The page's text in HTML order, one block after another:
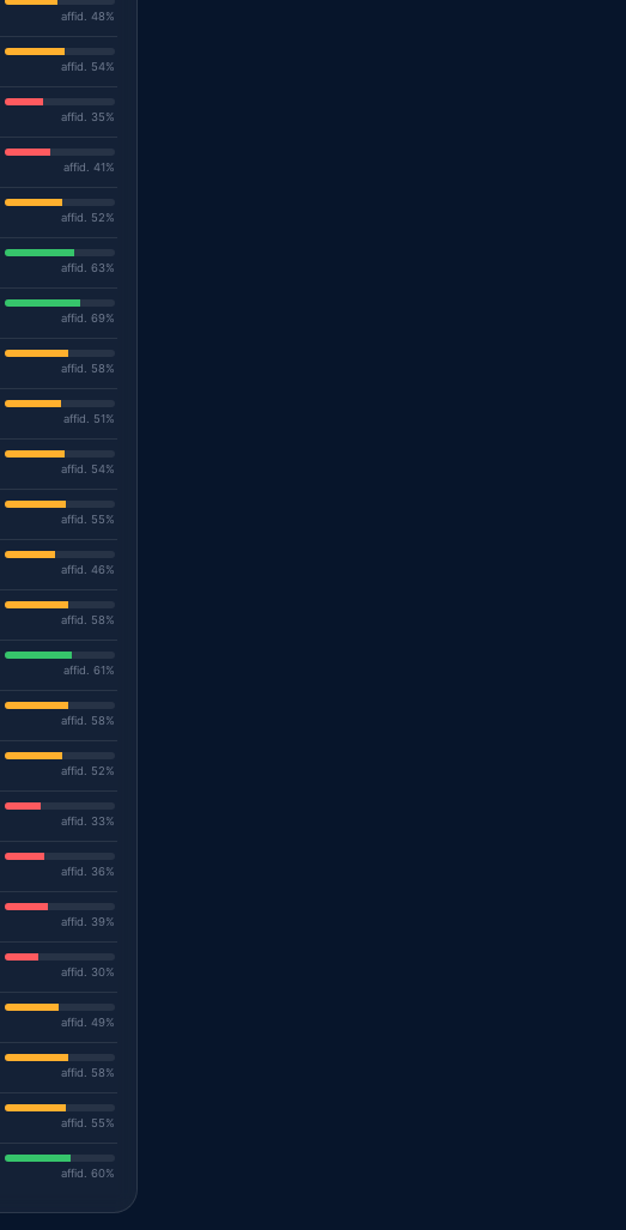
affid. 48%
affid. 54%
affid. 35%
affid. 41%
affid. 52%
affid. 63%
affid. 69%
affid. 58%
affid. 51%
affid. 54%
affid. 55%
affid. 46%
affid. 58%
affid. 61%
affid. 58%
affid. 52%
affid. 33%
affid. 36%
affid. 39%
affid. 30%
affid. 49%
affid. 58%
affid. 55%
affid. 60%